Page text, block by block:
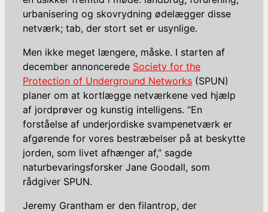
urbanisering og skovrydning ødelægger disse
netværk; tab, der stort set er usynlige.
Men ikke meget længere, måske. I starten af
december annoncerede Society for the
Protection of Underground Networks (SPUN)
planer om at kortlægge netværkene ved hjælp
af jordprøver og kunstig intelligens. “En
forståelse af underjordiske svampenetværk er
afgørende for vores bestræbelser på at beskytte
jorden, som livet afhænger af,” sagde
naturbevaringsforsker Jane Goodall, som
rådgiver SPUN.
Jeremy Grantham er den filantrop, der